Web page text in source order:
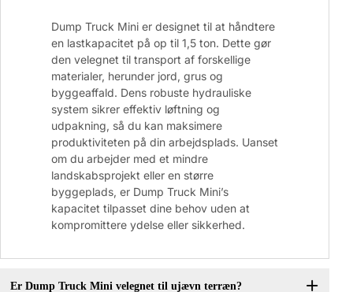
Dump Truck Mini er designet til at håndtere
en lastkapacitet på op til 1,5 ton. Dette gør
den velegnet til transport af forskellige
materialer, herunder jord, grus og
byggeaffald. Dens robuste hydrauliske
system sikrer effektiv løftning og
udpakning, så du kan maksimere
produktiviteten på din arbejdsplads. Uanset
om du arbejder med et mindre
landskabsprojekt eller en større
byggeplads, er Dump Truck Mini’s
kapacitet tilpasset dine behov uden at
kompromittere ydelse eller sikkerhed.
Er Dump Truck Mini velegnet til ujævn terræn?